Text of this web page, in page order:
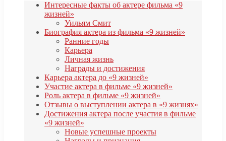
Интересные факты об актере фильма «9
жизней»
Уильям Смит
Биография актера из фильма «9 жизней»
Ранние годы
Карьера
Личная жизнь
Награды и достижения
Карьера актера до «9 жизней»
Участие актера в фильме «9 жизней»
Роль актера в фильме «9 жизней»
Отзывы о выступлении актера в «9 жизнях»
Достижения актера после участия в фильме
«9 жизней»
Новые успешные проекты